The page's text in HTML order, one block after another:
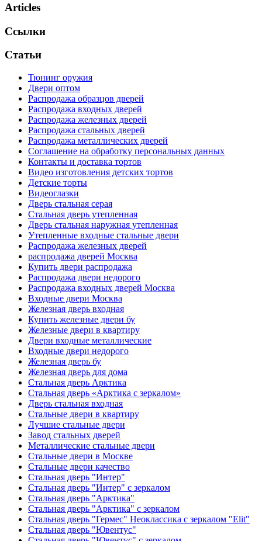
Articles
Ссылки
Статьи
Тюнинг оружия
Двери оптом
Распродажа образцов дверей
Распродажа входных дверей
Распродажа железных дверей
Распродажа стальных дверей
Распродажа металлических дверей
Соглашение на обработку персональных данных
Контакты и доставка тортов
Видео изготовления детских тортов
Детские торты
Видеоглазки
Дверь стальная серая
Стальная дверь утепленная
Дверь стальная наружная утепленная
Утепленные входные стальные двери
Распродажа железных дверей
распродажа дверей Москва
Купить двери распродажа
Распродажа двери недорого
Распродажа входных дверей Москва
Входные двери Москва
Железная дверь входная
Купить железные двери бу
Железные двери в квартиру
Двери входные металлические
Входные двери недорого
Железная дверь бу
Железная дверь для дома
Стальная дверь Арктика
Стальная дверь «Арктика с зеркалом»
Дверь стальная входная
Стальные двери в квартиру
Лучшие стальные двери
Завод стальных дверей
Металлические стальные двери
Стальные двери в Москве
Стальные двери качество
Стальная дверь "Интер"
Стальная дверь "Интер" с зеркалом
Стальная дверь "Арктика"
Стальная дверь "Арктика" с зеркалом
Стальная дверь "Гермес" Неоклассика с зеркалом "Elit"
Стальная дверь "Ювентус"